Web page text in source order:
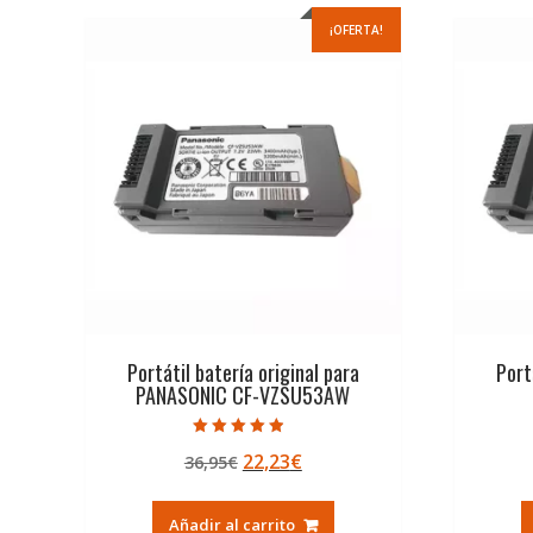
¡OFERTA!
Portátil batería original para
PANASONIC CF-VZSU53AW
4.50
de 5
36,95€ El
original
22,23€El
actual
Añadir al carrito